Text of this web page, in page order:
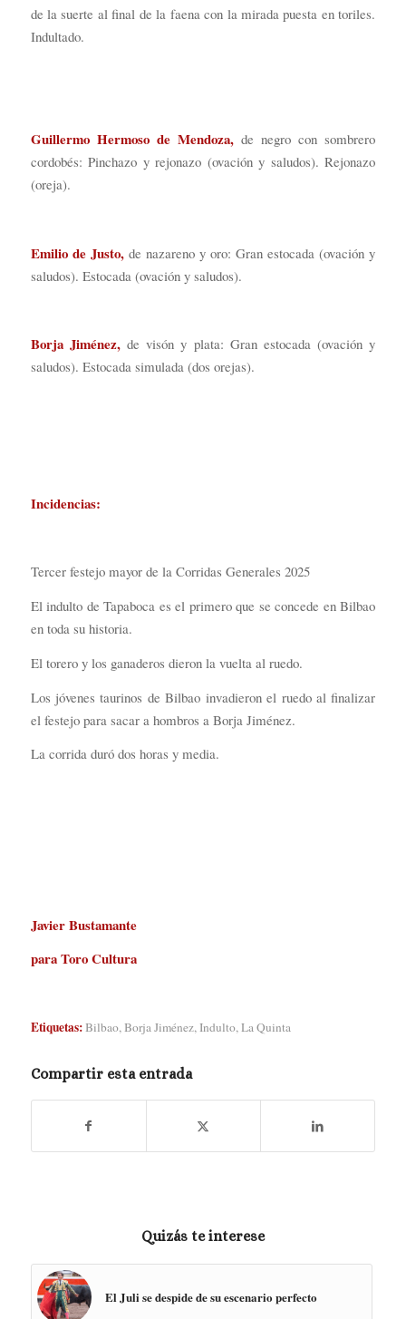
de la suerte al final de la faena con la mirada puesta en toriles.
Indultado.
Guillermo Hermoso de Mendoza,de negro con sombrero
cordobés: Pinchazo y rejonazo (ovación y saludos). Rejonazo
(oreja).
Emilio de Justo, de nazareno y oro: Gran estocada (ovación y
saludos). Estocada (ovación y saludos).
Borja Jiménez,de visón y plata: Gran estocada (ovación y
saludos). Estocada simulada (dos orejas).
Incidencias:
Tercer festejo mayor de la Corridas Generales 2025
El indulto de Tapaboca es el primero que se concede en Bilbao
en toda su historia.
El torero y los ganaderos dieron la vuelta al ruedo.
Los jóvenes taurinos de Bilbao invadieron el ruedo al finalizar
el festejo para sacar a hombros a Borja Jiménez.
La corrida duró dos horas y media.
Javier Bustamante
para Toro Cultura
Etiquetas:Bilbao,Borja Jiménez,Indulto,La Quinta
Compartir esta entrada
Quizás te interese
El Juli se despide de su escenario perfecto